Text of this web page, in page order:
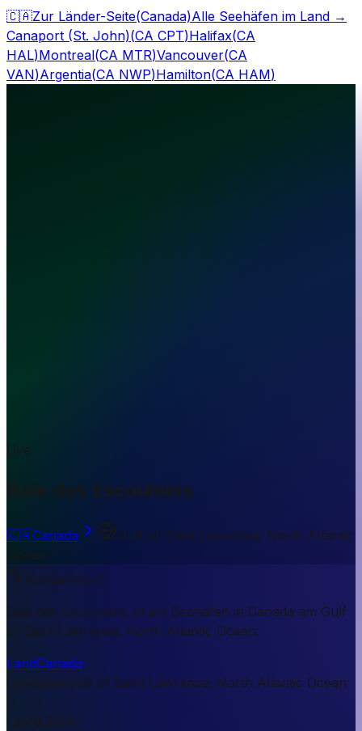
🇨🇦Zur Länder-Seite(Canada)Alle Seehäfen im Land →
Canaport (St. John)(CA CPT)Halifax(CA
HAL)Montreal(CA MTR)Vancouver(CA
VAN)Argentia(CA NWP)Hamilton(CA HAM)
Baie des Escoumins
🇨🇦Canada
Gulf of Saint Lawrence; North Atlantic
Kurzantwort
Baie des Escoumins ist ein Seehafen in Canada am Gulf
of Saint Lawrence; North Atlantic Ocean.
LandCanada
GewässerGulf of Saint Lawrence; North Atlantic Ocean
0
Lat48.3508